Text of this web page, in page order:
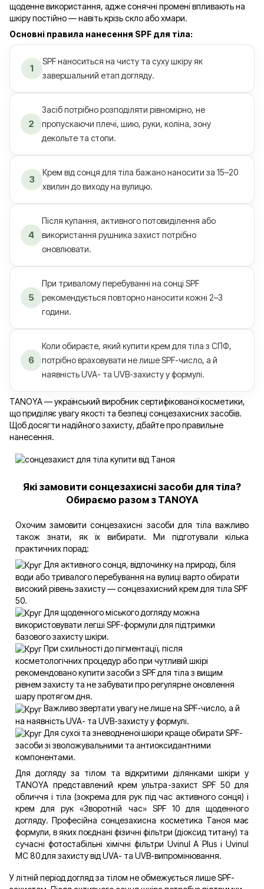
щоденне використання, адже сонячні промені впливають на
шкіру постійно — навіть крізь скло або хмари.
Основні правила нанесення SPF для тіла:
1
SPF наноситься на чисту та суху шкіру як
завершальний етап догляду.
2
Засіб потрібно розподіляти рівномірно, не
пропускаючи плечі, шию, руки, коліна, зону
декольте та стопи.
3
Крем від сонця для тіла бажано наносити за 15–20
хвилин до виходу на вулицю.
4
Після купання, активного потовиділення або
використання рушника захист потрібно
оновлювати.
5
При тривалому перебуванні на сонці SPF
рекомендується повторно наносити кожні 2–3
години.
6
Коли обираєте, який купити крем для тіла з СПФ,
потрібно враховувати не лише SPF-число, а й
наявність UVA- та UVB-захисту у формулі.
TANOYA — український виробник сертифікованої косметики,
що приділяє увагу якості та безпеці сонцезахисних засобів.
Щоб досягти надійного захисту, дбайте про правильне
нанесення.
Які замовити сонцезахисні засоби для тіла?
Обираємо разом з TANOYA
Охочим замовити сонцезахисні засоби для тіла важливо
також знати, як їх вибирати. Ми підготували кілька
практичних порад:
Для активного сонця, відпочинку на природі, біля
води або тривалого перебування на вулиці варто обирати
високий рівень захисту — сонцезахисний крем для тіла SPF
50.
Для щоденного міського догляду можна
використовувати легші SPF-формули для підтримки
базового захисту шкіри.
При схильності до пігментації, після
косметологічних процедур або при чутливій шкірі
рекомендовано купити засоби з SPF для тіла з вищим
рівнем захисту та не забувати про регулярне оновлення
шару протягом дня.
Важливо звертати увагу не лише на SPF-число, а й
на наявність UVA- та UVB-захисту у формулі.
Для сухої та зневодненої шкіри краще обирати SPF-
засоби зі зволожувальними та антиоксидантними
компонентами.
Для догляду за тілом та відкритими ділянками шкіри у
TANOYA представлений крем ультра-захист SPF 50 для
обличчя і тіла (зокрема для рук під час активного сонця) і
крем для рук «Зворотній час» SPF 10 для щоденного
догляду. Професійна сонцезахисна косметика Таноя має
формули, в яких поєднані фізичні фільтри (діоксид титану) та
сучасні фотостабільні хімічні фільтри Uvinul A Plus і Uvinul
MC 80 для захисту від UVA- та UVB-випромінювання.
У літній період догляд за тілом не обмежується лише SPF-